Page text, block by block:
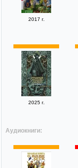
2017 г.
2025 г.
Аудиокниги: